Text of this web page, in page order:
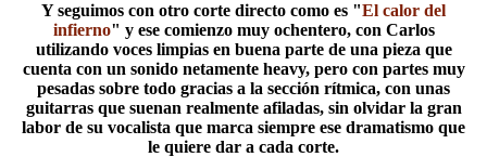
Y seguimos con otro corte directo como es "El calor del
infierno" y ese comienzo muy ochentero, con Carlos
utilizando voces limpias en buena parte de una pieza que
cuenta con un sonido netamente heavy, pero con partes muy
pesadas sobre todo gracias a la sección rítmica, con unas
guitarras que suenan realmente afiladas, sin olvidar la gran
labor de su vocalista que marca siempre ese dramatismo que
le quiere dar a cada corte.